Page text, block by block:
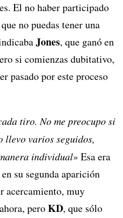
El no haber participado
no puedas tener una
Jones, que ganó en
si comienzas dubitativo,
pasado por este proceso
tiro. No me preocupo si
varios seguidos,
individual» Esa era
en su segunda aparición
acercamiento, muy
ahora, peroKD, que sólo